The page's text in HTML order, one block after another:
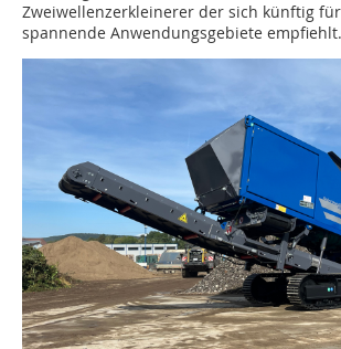
Zweiwellenzerkleinerer der sich künftig
spannende Anwendungsgebiete empfiehlt.